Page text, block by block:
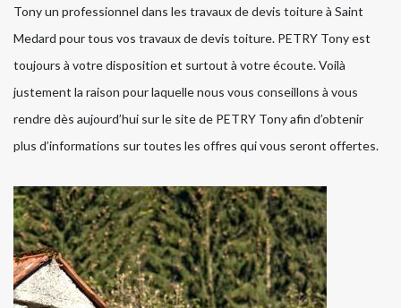
Tony un professionnel dans les travaux de devis toiture à Saint
Medard pour tous vos travaux de devis toiture. PETRY Tony est
toujours à votre disposition et surtout à votre écoute. Voilà
justement la raison pour laquelle nous vous conseillons à vous
rendre dès aujourd’hui sur le site de PETRY Tony afin d’obtenir
plus d’informations sur toutes les offres qui vous seront offertes.